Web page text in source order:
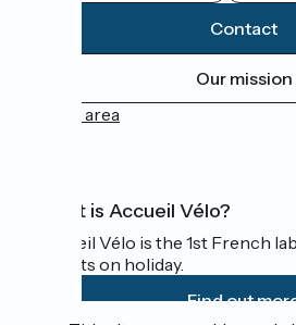
Contact
Our mission
Press area
What is Accueil Vélo?
Accueil Vélo is the 1st French
cyclists on holiday.
Find out